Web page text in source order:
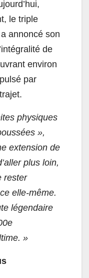
le triple
annoncé son
de
environ
par
physiques
»,
extension de
plus loin,
rester
elle-même.
légendaire
»